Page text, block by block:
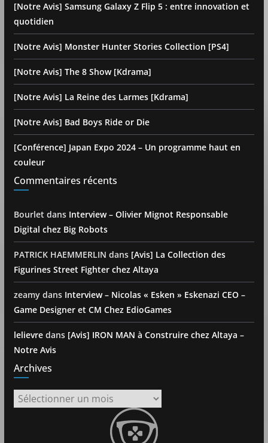
[Notre Avis] Samsung Galaxy Z Flip 5 : entre innovation et
quotidien
[Notre Avis] Monster Hunter Stories Collection [PS4]
[Notre Avis] The 8 Show [Kdrama]
[Notre Avis] La Reine des Larmes [Kdrama]
[Notre Avis] Bad Boys Ride or Die
[Conférence] Japan Expo 2024 – Un programme haut en
couleur
Commentaires récents
Bourlet dans Interview – Olivier Mignot Responsable
Digital chez Big Robots
PATRICK HAEMMERLIN dans [Avis] La Collection des
Figurines Street Fighter chez Altaya
zeamydans Interview – Nicolas « Esken » Eskenazi CEO –
Game Designer et CM Chez EdioGames
lelievredans [Avis] IRON MAN à Construire chez Altaya –
Notre Avis
Archives
Archives